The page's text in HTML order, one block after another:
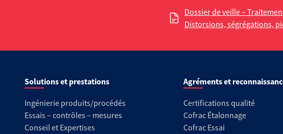
Dossier de veille –
Distorsions, ségrégations,
Solutions et prestations
Ingénierie produits/procédés
Essais – contrôles – mesures
Conseil et Expertises
Agréments et
Certifications qualité
Cofrac Étalonnage
Cofrac Essai